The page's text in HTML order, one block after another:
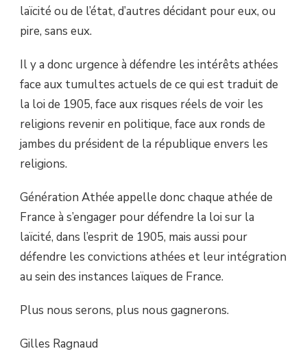
laïcité ou de l’état, d’autres décidant pour eux, ou
pire, sans eux.
Il y a donc urgence à défendre les intérêts athées
face aux tumultes actuels de ce qui est traduit de
la loi de 1905, face aux risques réels de voir les
religions revenir en politique, face aux ronds de
jambes du président de la république envers les
religions.
Génération Athée appelle donc chaque athée de
France à s’engager pour défendre la loi sur la
laïcité, dans l’esprit de 1905, mais aussi pour
défendre les convictions athées et leur intégration
au sein des instances laïques de France.
Plus nous serons, plus nous gagnerons.
Gilles Ragnaud